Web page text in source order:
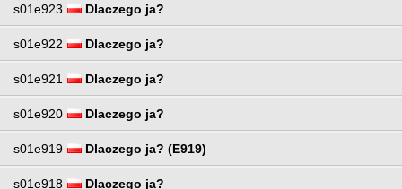
s01e923 Dlaczego ja?
s01e922 Dlaczego ja?
s01e921 Dlaczego ja?
s01e920 Dlaczego ja?
s01e919 Dlaczego ja? (E919)
s01e918 Dlaczego ja?